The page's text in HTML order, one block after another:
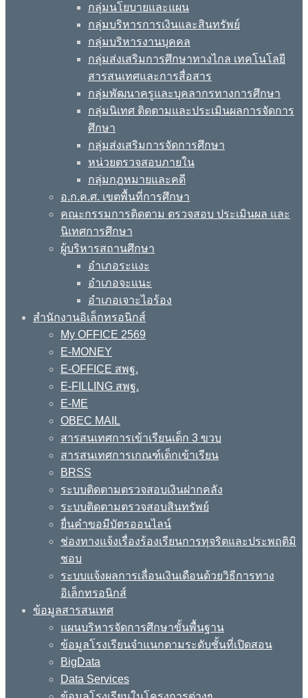
กลุ่มนโยบายและแผน
กลุ่มบริหารการเงินและสินทรัพย์
กลุ่มบริหารงานบุคคล
กลุ่มส่งเสริมการศึกษาทางไกล เทคโนโลยี
สารสนเทศและการสื่อสาร
กลุ่มพัฒนาครูและบุคลากรทางการศึกษา
กลุ่มนิเทศ ติดตามและประเมินผลการจัดการ
ศึกษา
กลุ่มส่งเสริมการจัดการศึกษา
หน่วยตรวจสอบภายใน
กลุ่มกฎหมายและคดี
อ.ก.ค.ศ. เขตพื้นที่การศึกษา
คณะกรรมการติดตาม ตรวจสอบ ประเมินผล และ
นิเทศการศึกษา
ผู้บริหารสถานศึกษา
อำเภอระแงะ
อำเภอจะแนะ
อำเภอเจาะไอร้อง
สำนักงานอิเล็กทรอนิกส์
My OFFICE 2569
E-MONEY
E-OFFICE สพฐ.
E-FILLING สพฐ.
E-ME
OBEC MAIL
สารสนเทศการเข้าเรียนเด็ก 3 ขวบ
สารสนเทศการเกณฑ์เด็กเข้าเรียน
BRSS
ระบบติดตามตรวจสอบเงินฝากคลัง
ระบบติดตามตรวจสอบสินทรัพย์
ยื่นคำขอมีบัตรออนไลน์
ช่องทางแจ้งเรื่องร้องเรียนการทุจริตและประพฤติมิ
ชอบ
ระบบแจ้งผลการเลื่อนเงินเดือนด้วยวิธีการทาง
อิเล็กทรอนิกส์
ข้อมูลสารสนเทศ
แผนบริหารจัดการศึกษาขั้นพื้นฐาน
ข้อมูลโรงเรียนจำแนกตามระดับชั้นที่เปิดสอน
BigData
Data Services